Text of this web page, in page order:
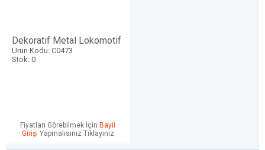
Dekoratif Metal Lokomotif
Ürün Kodu: C0473
Stok: 0
Fiyatları Görebilmek İçin Bayii
Girişi Yapmalısınız Tıklayınız